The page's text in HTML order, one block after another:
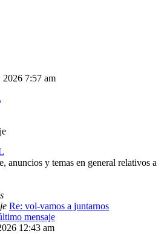
7:57 am
anuncios y temas en general relativos a
Re: vol-vamos a juntarnos
mensaje
12:43 am